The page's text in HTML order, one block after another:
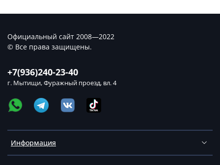
Информация
+7(936)240-23-40
г. Мытищи, Фуражный проезд, вл. 4
Официальный сайт 2008—2022
© Все права защищены.